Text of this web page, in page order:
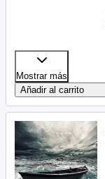
Mostrar más
Añadir al carrito